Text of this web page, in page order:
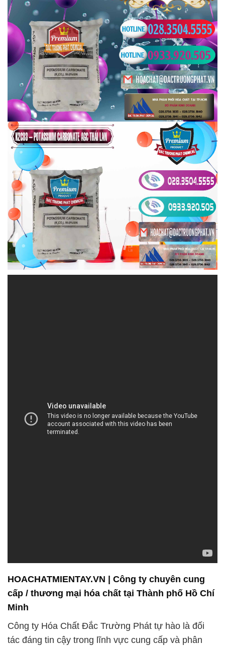
HOACHATMIENTAY.VN | Công ty chuyên cung
cấp / thương mại hóa chất tại Thành phố Hồ Chí
Minh
Công ty Hóa Chất Đắc Trường Phát tự hào là đối
tác đáng tin cậy trong lĩnh vực cung cấp và phân